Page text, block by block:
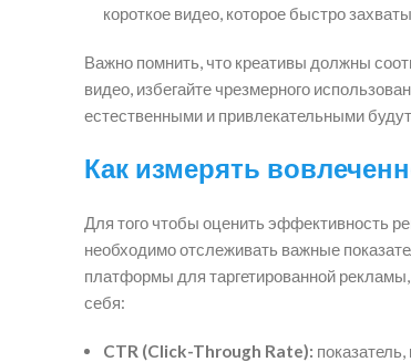
короткое видео, которое быстро
Важно помнить, что креативы должны
видео, избегайте чрезмерного
естественными и привлекательными
Как измерять
Для того чтобы оценить эффективность
необходимо отслеживать важные
платформы для таргетированной
себя:
CTR (Click-Through Rate):